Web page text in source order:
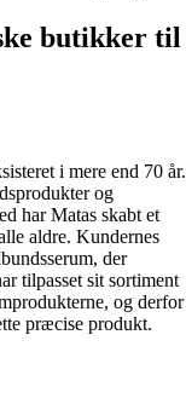
butikker til
i mere end 70 år.
og
har Matas skabt et
aldre. Kundernes
der
tilpasset sit sortiment
og derfor
præcise produkt.